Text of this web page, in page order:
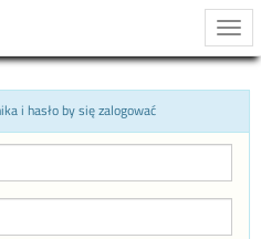
i hasło by się zalogować